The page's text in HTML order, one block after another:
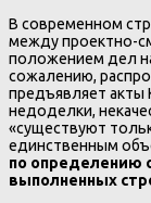
В современном
между проектно-
положением дел
сожалению,
предъявляет акты
недоделки,
«существуют
единственным
по определению
выполненных